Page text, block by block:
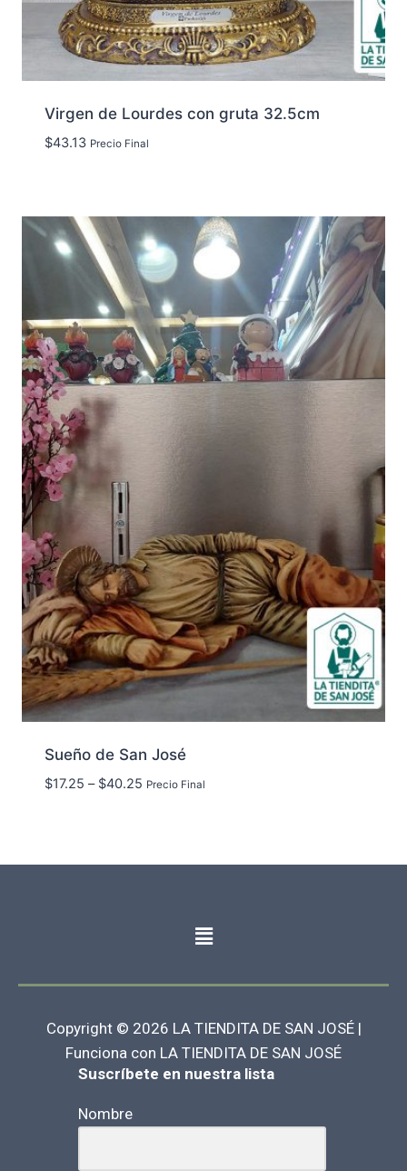
Virgen de Lourdes con gruta 32.5cm
$43.13 Precio Final
Sueño de San José
$17.25 – $40.25 Precio Final
Copyright © 2026 LA TIENDITA DE SAN JOSÉ |
Funciona con LA TIENDITA DE SAN JOSÉ
Suscríbete en nuestra lista
Nombre